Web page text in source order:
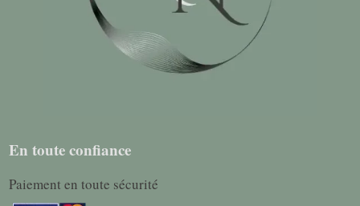
En toute confiance
Paiement en toute sécurité